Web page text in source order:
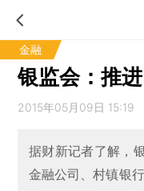
金融
银监会：推
2015年05月09日 15:19
据财新记者了解，
金融公司、村镇银